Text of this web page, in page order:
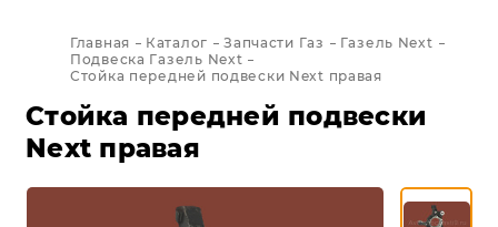
Главная Каталог Запчасти Газ
Газель Next
Подвеска Газель Next
Стойка передней подвески Next правая
Стойка передней подвески
Next правая